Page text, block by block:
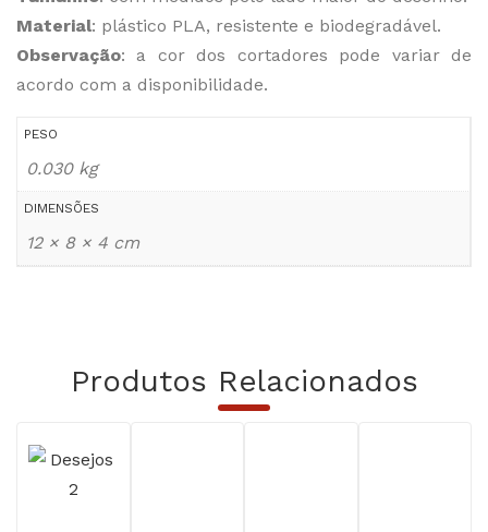
Material: plástico PLA, resistente e biodegradável.
Observação: a cor dos cortadores pode variar de
acordo com a disponibilidade.
PESO
0.030 kg
DIMENSÕES
12 × 8 × 4 cm
Produtos Relacionados